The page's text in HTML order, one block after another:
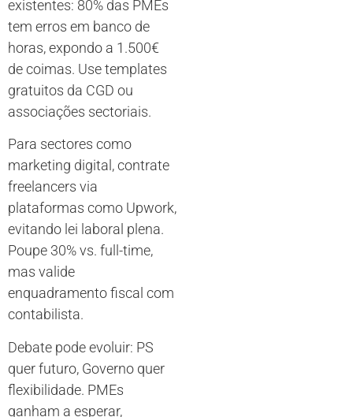
existentes: 80% das PMEs
tem erros em banco de
horas, expondo a 1.500€
de coimas. Use templates
gratuitos da CGD ou
associações sectoriais.
Para sectores como
marketing digital, contrate
freelancers via
plataformas como Upwork,
evitando lei laboral plena.
Poupe 30% vs. full-time,
mas valide
enquadramento fiscal com
contabilista.
Debate pode evoluir: PS
quer futuro, Governo quer
flexibilidade. PMEs
ganham a esperar,